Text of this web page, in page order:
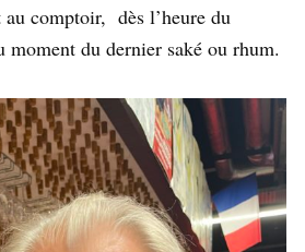
au comptoir, dès l’heure du
moment du dernier saké ou rhum.